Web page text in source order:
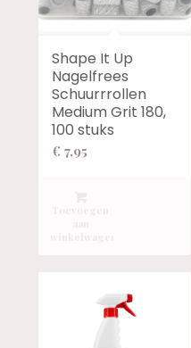
Shape It Up
Nagelfrees
Schuurrrollen
Medium Grit 180,
100 stuks
€ 7,95